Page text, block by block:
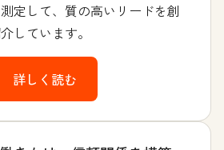
定して、質の高いリードを創
しています。
詳しく読む